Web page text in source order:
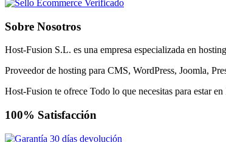
Sobre Nosotros
Host-Fusion S.L. es una empresa especializada en
Proveedor de hosting para CMS, WordPress, Joomla,
Host-Fusion te ofrece Todo lo que necesitas para estar en
100% Satisfacción